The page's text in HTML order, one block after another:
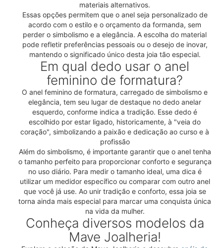
materiais alternativos.
Essas opções permitem que o anel seja personalizado de
acordo com o estilo e o orçamento da formanda, sem
perder o simbolismo e a elegância. A escolha do material
pode refletir preferências pessoais ou o desejo de inovar,
mantendo o significado único desta joia tão especial.
Em qual dedo usar o anel
feminino de formatura?
O anel feminino de formatura, carregado de simbolismo e
elegância, tem seu lugar de destaque no dedo anelar
esquerdo, conforme indica a tradição. Esse dedo é
escolhido por estar ligado, historicamente, à "veia do
coração", simbolizando a paixão e dedicação ao curso e à
profissão
Além do simbolismo, é importante garantir que o anel tenha
o tamanho perfeito para proporcionar conforto e segurança
no uso diário. Para medir o tamanho ideal, uma dica é
utilizar um medidor específico ou comparar com outro anel
que você já use. Ao unir tradição e conforto, essa joia se
torna ainda mais especial para marcar uma conquista única
na vida da mulher.
Conheça diversos modelos da
Mave Joalheria!